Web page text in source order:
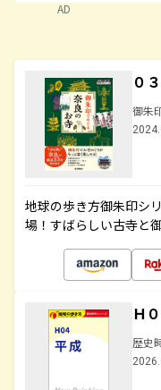
AD
０
御朱
地球の歩き方御朱印シ
場！すばらしい古寺と
Ｈ
歴史